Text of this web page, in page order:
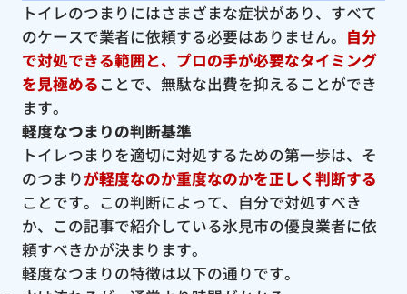
トイレのつまりにはさまざまな症状があり、すべて
のケースで業者に依頼する必要はありません。 自分
で対処できる範囲と、プロの手が必要なタイミング
を見極めることで、無駄な出費を抑えることができ
ます。
軽度なつまりの判断基準
トイレつまりを適切に対処するための第一歩は、そ
のつまりが軽度なのか重度なのかを正しく判断する
ことです。この判断によって、自分で対処すべき
か、この記事で紹介している氷見市の優良業者に依
頼すべきかが決まります。
軽度なつまりの特徴は以下の通りです。